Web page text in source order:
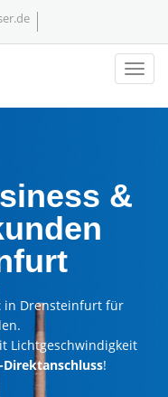
&
in Drensteinfurt für
Lichtgeschwindigkeit
Direktanschluss!